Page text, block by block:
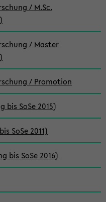
/ M.Sc.
/ Master
/ Promotion
bis SoSe 2015)
SoSe 2011)
bis SoSe 2016)